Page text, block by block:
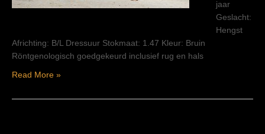
jaar
Geslacht:
Hengst
Africhting: B/L Dressuur Stokmaat: 1.47 Kleur: Bruin
Röntgenologisch goedgekeurd inclusief rug en hals
Read More »